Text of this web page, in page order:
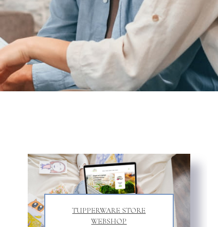
TUPPERWARE STORE
WEBSHOP